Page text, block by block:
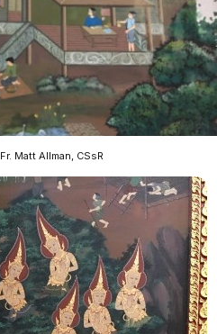
Fr. Matt Allman, CSsR